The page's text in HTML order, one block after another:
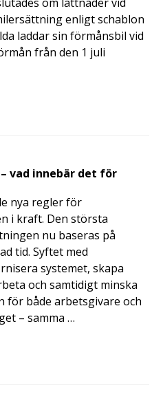
enligt schablon
laddar sin förmånsbil vid
från den 1 juli
vad innebär det för
nya regler för
i kraft. Den största
nu baseras på
tid. Syftet med
systemet, skapa
och samtidigt minska
för både arbetsgivare och
– samma …